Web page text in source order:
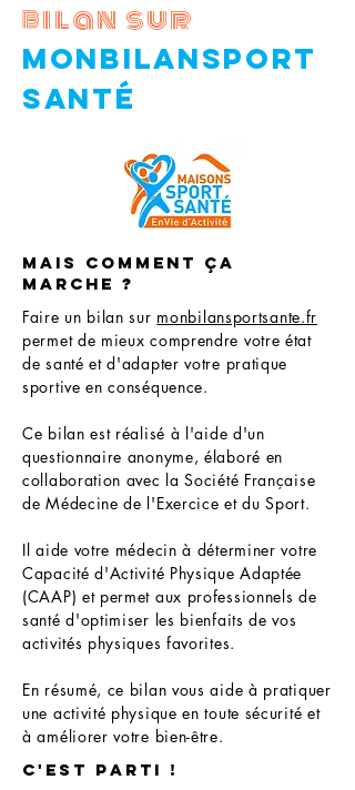
bilan sur
monbilansport
santÉ
MAIS COMMENT ÇA
MARCHE ?
Faire un bilan sur monbilansportsante.fr
permet de mieux comprendre votre état
de santé et d'adapter votre pratique
sportive en conséquence.
Ce bilan est réalisé à l'aide d'un
questionnaire anonyme, élaboré en
collaboration avec la Société Française
de Médecine de l'Exercice et du Sport.
Il aide votre médecin à déterminer votre
Capacité d'Activité Physique Adaptée
(CAAP) et permet aux professionnels de
santé d'optimiser les bienfaits de vos
activités physiques favorites.
En résumé, ce bilan vous aide à pratiquer
une activité physique en toute sécurité et
à améliorer votre bien-être.
C'EST PARTI !